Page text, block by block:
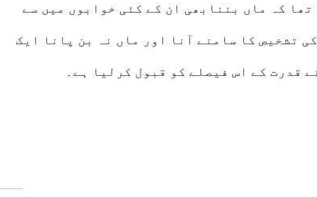
کہ ماں بننابھی ان کے کئی خوابوں میں سے
تشخیص کا سامنے آنا اور ماں نہ بن پانا ایک
قدرت کے اس فیصلے کو قبول کرلیا ہے۔